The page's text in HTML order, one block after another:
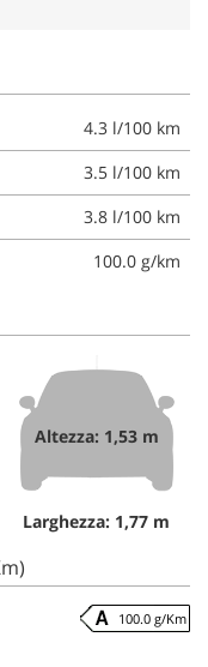
4.3 l/100 km
3.5 l/100 km
3.8 l/100 km
100.0 g/km
Altezza: 1,53 m
Larghezza: 1,77 m
100.0 g/Km